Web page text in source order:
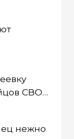
СВО
нежно